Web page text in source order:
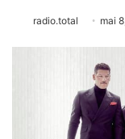
radio.total mai